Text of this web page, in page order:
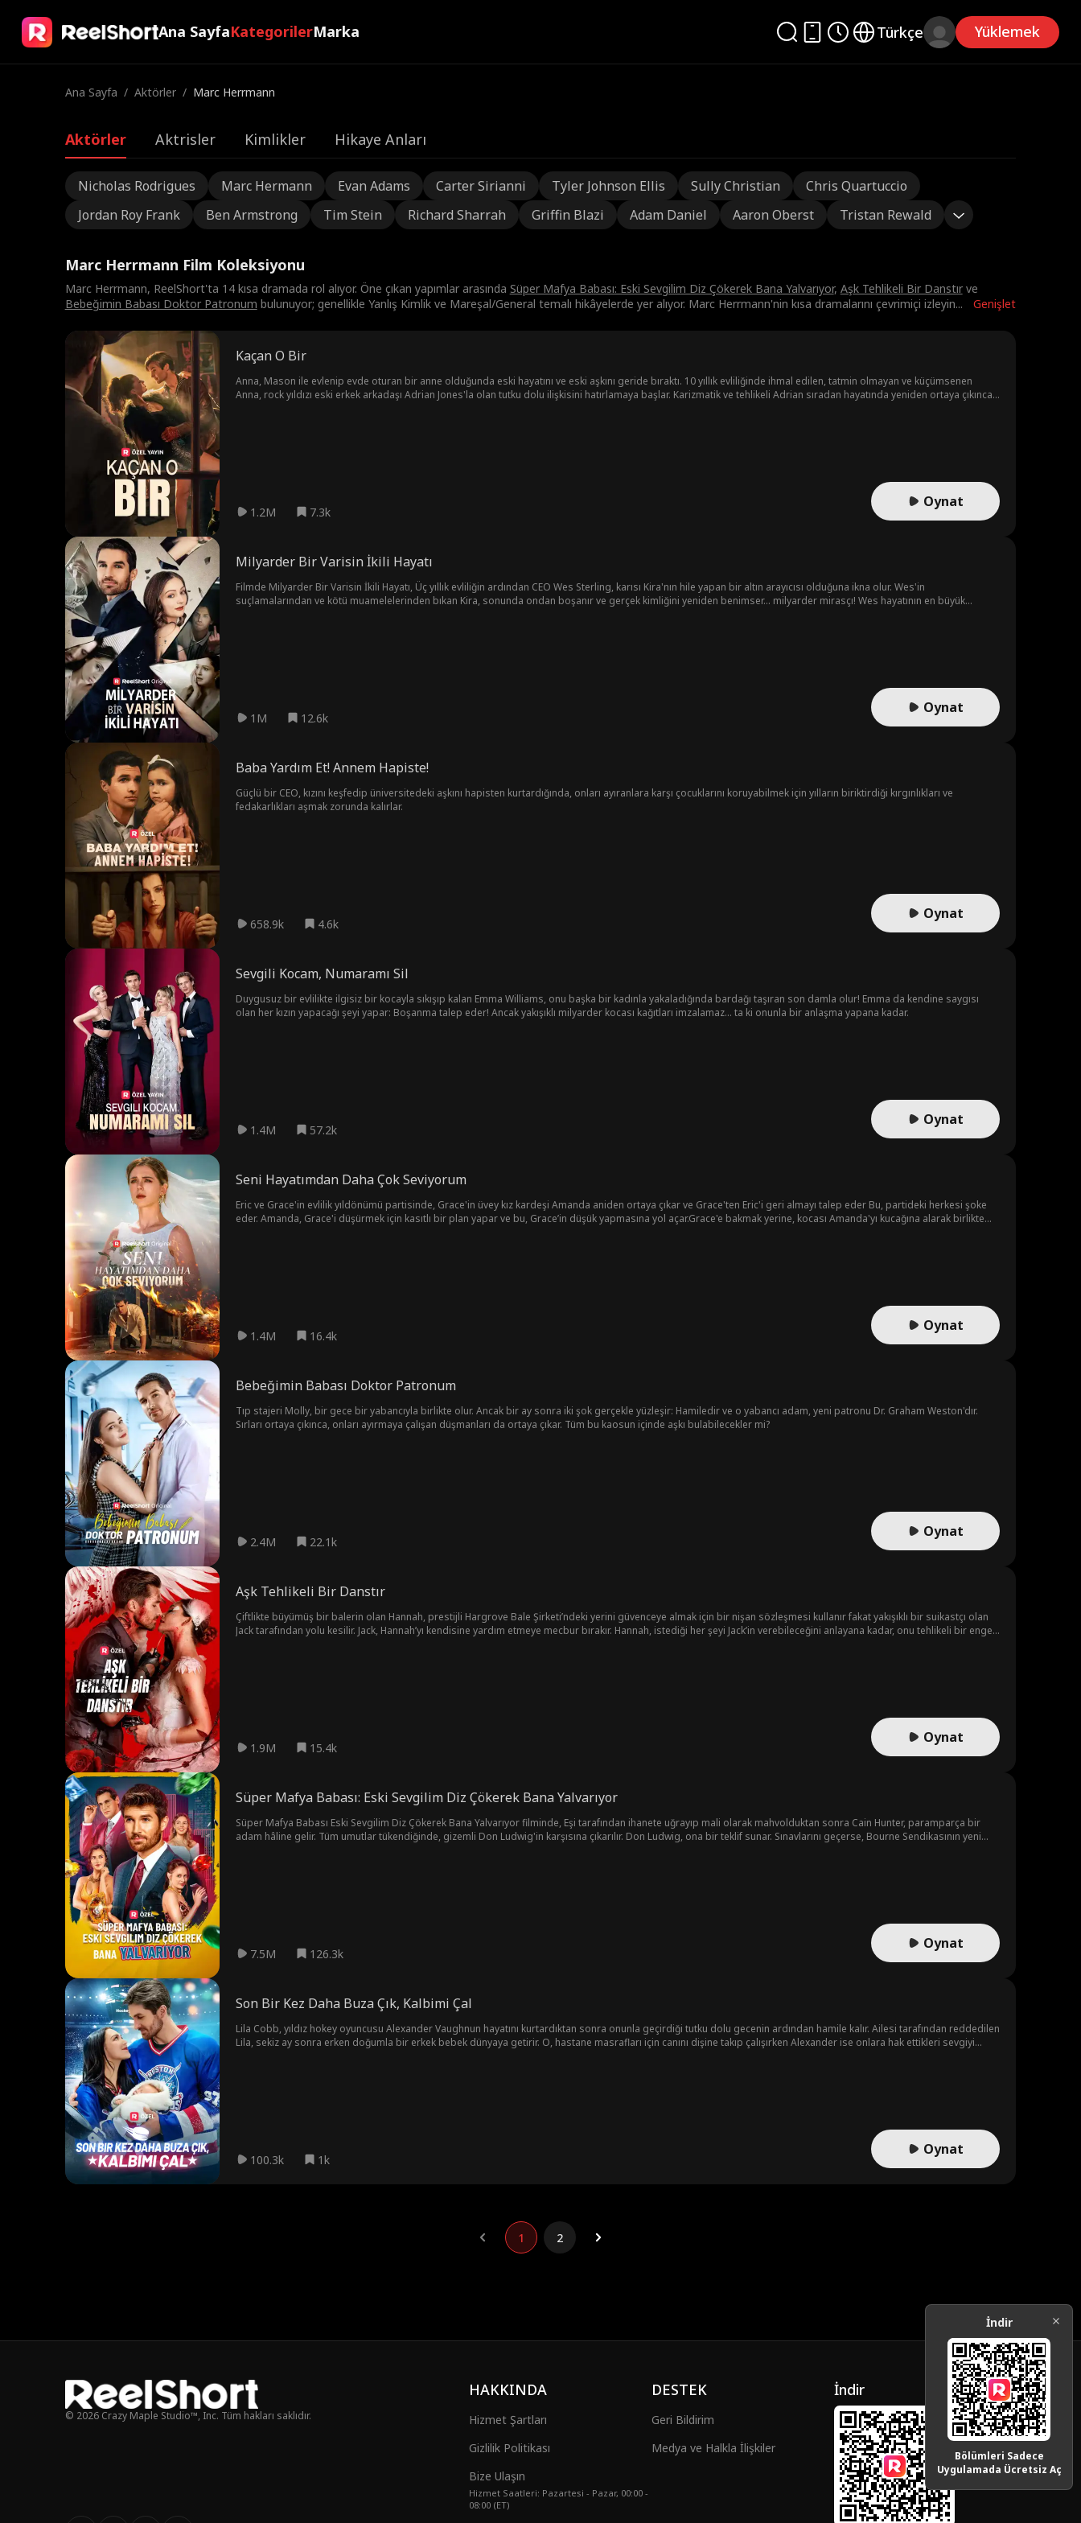
Ana SayfaKategorilerMarka Türkçe Yüklemek
Ana Sayfa / Aktörler / Marc Herrmann
Aktörler Aktrisler Kimlikler Hikaye Anları
Nicholas Rodrigues Marc Hermann Evan Adams Carter Sirianni Tyler Johnson Ellis Sully Christian
Chris Quartuccio
Jordan Roy Frank
Ben Armstrong Tim Stein Richard Sharrah Griffin Blazi Adam Daniel Aaron Oberst Tristan Rewald
Marc Herrmann Film Koleksiyonu
Genişlet
Marc Herrmann, ReelShort'ta 14 kısa dramada rol alıyor. Öne çıkan yapımlar arasında Süper Mafya Babası: Eski Sevgilim Diz Çökerek Bana Yalvarıyor, Aşk Tehlikeli Bir Danstırve
Bebeğimin Babası Doktor Patronum bulunuyor; genellikle Yanlış Kimlik ve Mareşal/General temalı hikâyelerde yer alıyor. Marc Herrmann'nin kısa dramalarını çevrimiçi izleyin...
Kaçan O Bir
Anna, Mason ile evlenip evde oturan bir anne olduğunda eski hayatını ve eski aşkını geride bıraktı. 10 yıllık evliliğinde ihmal edilen, tatmin olmayan ve küçümsenen
Anna, rock yıldızı eski erkek arkadaşı Adrian Jones'la olan tutku dolu ilişkisini hatırlamaya başlar. Karizmatik ve tehlikeli Adrian sıradan hayatında yeniden ortaya çıkınca,
1.2M 7.3k
Oynat
Milyarder Bir Varisin İkili Hayatı
Filmde Milyarder Bir Varisin İkili Hayatı, Üç yıllık evliliğin ardından CEO Wes Sterling, karısı Kira'nın hile yapan bir altın arayıcısı olduğuna ikna olur. Wes'in
suçlamalarından ve kötü muamelelerinden bıkan Kira, sonunda ondan boşanır ve gerçek kimliğini yeniden benimser... milyarder mirasçı! Wes hayatının en büyük
1M 12.6k
Oynat
Baba Yardım Et! Annem Hapiste!
Güçlü bir CEO, kızını keşfedip üniversitedeki aşkını hapisten kurtardığında, onları ayıranlara karşı çocuklarını koruyabilmek için yılların biriktirdiği kırgınlıkları ve
fedakarlıkları aşmak zorunda kalırlar.
658.9k 4.6k
Oynat
Sevgili Kocam, Numaramı Sil
Duygusuz bir evlilikte ilgisiz bir kocayla sıkışıp kalan Emma Williams, onu başka bir kadınla yakaladığında bardağı taşıran son damla olur! Emma da kendine saygısı
olan her kızın yapacağı şeyi yapar: Boşanma talep eder! Ancak yakışıklı milyarder kocası kağıtları imzalamaz... ta ki onunla bir anlaşma yapana kadar.
1.4M 57.2k
Oynat
Seni Hayatımdan Daha Çok Seviyorum
Eric ve Grace'in evlilik yıldönümü partisinde, Grace'in üvey kız kardeşi Amanda aniden ortaya çıkar ve Grace'ten Eric'i geri almayı talep eder Bu, partideki herkesi şoke
eder. Amanda, Grace'i düşürmek için kasıtlı bir plan yapar ve bu, Grace’in düşük yapmasına yol açar.Grace'e bakmak yerine, kocası Amanda'yı kucağına alarak birlikte
1.4M 16.4k
Oynat
Bebeğimin Babası Doktor Patronum
Tıp stajeri Molly, bir gece bir yabancıyla birlikte olur. Ancak bir ay sonra iki şok gerçekle yüzleşir: Hamiledir ve o yabancı adam, yeni patronu Dr. Graham Weston'dır.
Sırları ortaya çıkınca, onları ayırmaya çalışan düşmanları da ortaya çıkar. Tüm bu kaosun içinde aşkı bulabilecekler mi?
2.4M 22.1k
Oynat
Aşk Tehlikeli Bir Danstır
Çiftlikte büyümüş bir balerin olan Hannah, prestijli Hargrove Bale Şirketi’ndeki yerini güvenceye almak için bir nişan sözleşmesi kullanır fakat yakışıklı bir suikastçı olan
Jack tarafından yolu kesilir. Jack, Hannah’yı kendisine yardım etmeye mecbur bırakır. Hannah, istediği her şeyi Jack’in verebileceğini anlayana kadar, onu tehlikeli bir engel
1.9M 15.4k
Oynat
Süper Mafya Babası: Eski Sevgilim Diz Çökerek Bana Yalvarıyor
Süper Mafya Babası Eski Sevgilim Diz Çökerek Bana Yalvarıyor filminde, Eşi tarafından ihanete uğrayıp mali olarak mahvolduktan sonra Cain Hunter, paramparça bir
adam hâline gelir. Tüm umutlar tükendiğinde, gizemli Don Ludwig'in karşısına çıkarılır. Don Ludwig, ona bir teklif sunar. Sınavlarını geçerse, Bourne Sendikasının yeni
7.5M 126.3k
Oynat
Son Bir Kez Daha Buza Çık, Kalbimi Çal
Lila Cobb, yıldız hokey oyuncusu Alexander Vaughnun hayatını kurtardıktan sonra onunla geçirdiği tutku dolu gecenin ardından hamile kalır. Ailesi tarafından reddedilen
Lila, sekiz ay sonra erken doğumla bir erkek bebek dünyaya getirir. O, hastane masrafları için canını dişine takıp çalışırken Alexander ise onlara hak ettikleri sevgiyi
100.3k 1k
Oynat
1 2
© 2026 Crazy Maple Studio™, Inc. Tüm hakları saklıdır.
HAKKINDA
Hizmet Şartları
Gizlilik Politikası
Bize Ulaşın
Hizmet Saatleri: Pazartesi - Pazar, 00:00 -
08:00 (ET)
DESTEK
Geri Bildirim
Medya ve Halkla İlişkiler
İndir
İndir
Bölümleri Sadece
Uygulamada Ücretsiz Aç